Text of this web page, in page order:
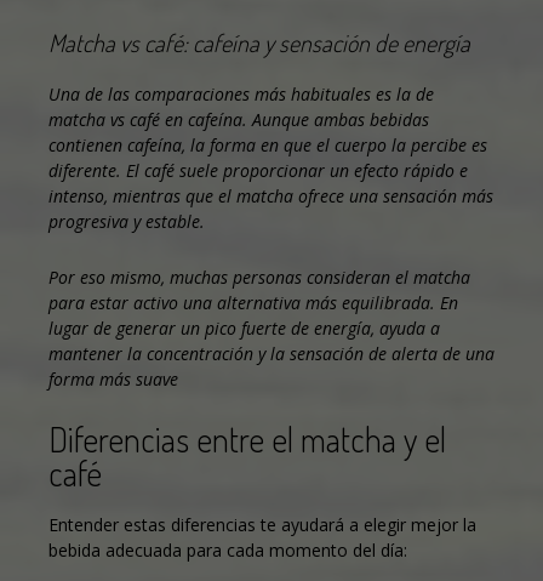
Matcha vs café: cafeína y sensación de energía
Una de las comparaciones más habituales es la de
matcha vs café en cafeína. Aunque ambas bebidas
contienen cafeína, la forma en que el cuerpo la percibe es
diferente. El café suele proporcionar un efecto rápido e
intenso, mientras que el matcha ofrece una sensación más
progresiva y estable.
Por eso mismo, muchas personas consideran el matcha
para estar activo una alternativa más equilibrada. En
lugar de generar un pico fuerte de energía, ayuda a
mantener la concentración y la sensación de alerta de una
forma más suave
Diferencias entre el matcha y el
café
Entender estas diferencias te ayudará a elegir mejor la
bebida adecuada para cada momento del día: